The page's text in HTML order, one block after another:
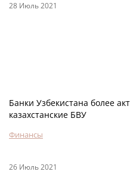
28 Июль 2021
Банки Узбекистана более
казахстанские БВУ
Финансы
26 Июль 2021